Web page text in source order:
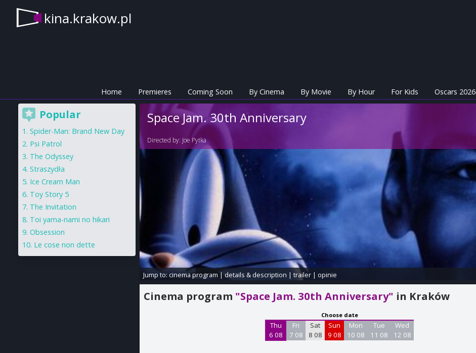
kina.krakow.pl
Home Premieres Coming Soon By Cinema By Movie By Hour For Kids Oscars 2026
Space Jam. 30th Anniversary
Directed by: Joe Pytka
Jump to: cinema program | details & description | trailer| opinie
Cinema program "Space Jam. 30th Anniversary" in Kraków
Choose date
Thu
6 08
Fri
7 08
Sat
8 08
Sun
9 08
Mon
10 08
Tue
11 08
Wed
12 08
Popular
Spider-Man: Brand New Day
Psi Patrol
The Odyssey
Straszydła
Ice Cream Man
Toy Story 5
The Invitation
Toi yama-nami no hikari
Obsession
Le cose non dette